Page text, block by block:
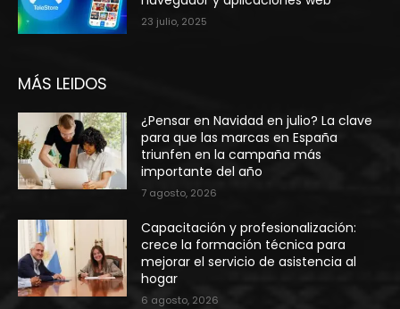
23 julio, 2025
MÁS LEIDOS
¿Pensar en Navidad en julio? La clave
para que las marcas en España
triunfen en la campaña más
importante del año
7 agosto, 2026
Capacitación y profesionalización:
crece la formación técnica para
mejorar el servicio de asistencia al
hogar
6 agosto, 2026